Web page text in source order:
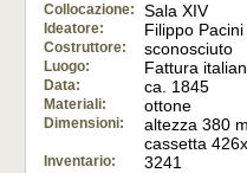
Collocazione: Sala XIV
Ideatore: Filippo Pacini
Costruttore: sconosciuto
Luogo: Fattura
Data: ca. 1845
Materiali: ottone
Dimensioni:
altezza 380
cassetta
Inventario: 3241